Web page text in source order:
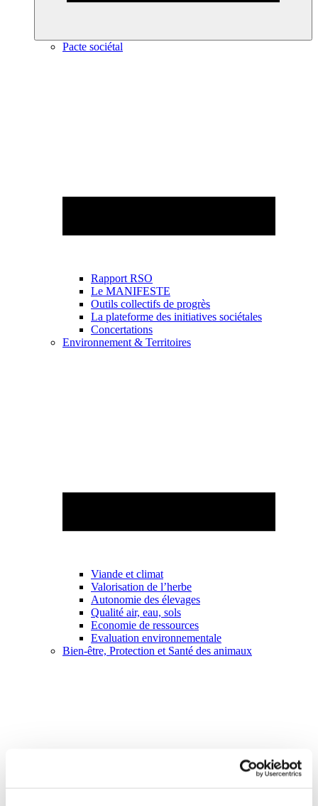
Pacte sociétal
Rapport RSO
Le MANIFESTE
Outils collectifs de progrès
La plateforme des initiatives sociétales
Concertations
Environnement & Territoires
Viande et climat
Valorisation de l’herbe
Autonomie des élevages
Qualité air, eau, sols
Economie de ressources
Evaluation environnementale
Bien-être, Protection et Santé des animaux